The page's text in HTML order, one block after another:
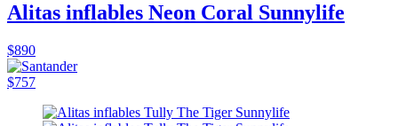
Alitas inflables Neon Coral Sunnylife
$890
$757